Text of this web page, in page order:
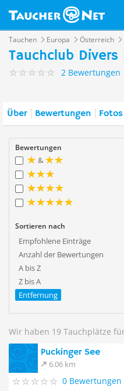
Tauchen Europa Österreich
Tauchclub
2 Bewertungen
Über Bewertungen Fotos
Bewertungen
&
Sortieren nach
Empfohlene Einträge
Anzahl der Bewertungen
A bis Z
Z bis A
Entfernung
Wir haben 19 Tauchplätze
Puckinger See
6.06 km
0 Bewertungen